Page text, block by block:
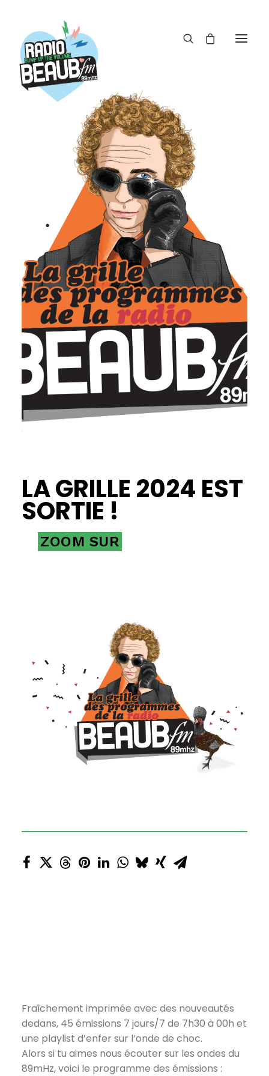
ÉMISSIONS
BOUTIQUE
LA GRILLE 2024 EST
SORTIE !
ZOOM SUR
Fraîchement imprimée avec des nouveautés
dedans, 45 émissions 7 jours/7 de 7h30 à 00h et
une playlist d’enfer sur l’onde de choc.
Alors si tu aimes nous écouter sur les ondes du
89mHz, voici le programme des émissions :